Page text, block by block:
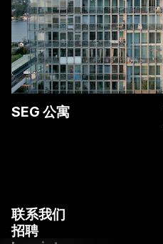
SEG 公寓
联系我们
招聘